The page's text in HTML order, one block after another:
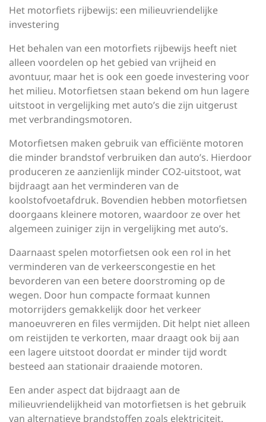
Het motorfiets rijbewijs: een milieuvriendelijke
investering
Het behalen van een motorfiets rijbewijs heeft niet
alleen voordelen op het gebied van vrijheid en
avontuur, maar het is ook een goede investering voor
het milieu. Motorfietsen staan bekend om hun lagere
uitstoot in vergelijking met auto’s die zijn uitgerust
met verbrandingsmotoren.
Motorfietsen maken gebruik van efficiënte motoren
die minder brandstof verbruiken dan auto’s. Hierdoor
produceren ze aanzienlijk minder CO2-uitstoot, wat
bijdraagt aan het verminderen van de
koolstofvoetafdruk. Bovendien hebben motorfietsen
doorgaans kleinere motoren, waardoor ze over het
algemeen zuiniger zijn in vergelijking met auto’s.
Daarnaast spelen motorfietsen ook een rol in het
verminderen van de verkeerscongestie en het
bevorderen van een betere doorstroming op de
wegen. Door hun compacte formaat kunnen
motorrijders gemakkelijk door het verkeer
manoeuvreren en files vermijden. Dit helpt niet alleen
om reistijden te verkorten, maar draagt ook bij aan
een lagere uitstoot doordat er minder tijd wordt
besteed aan stationair draaiende motoren.
Een ander aspect dat bijdraagt aan de
milieuvriendelijkheid van motorfietsen is het gebruik
van alternatieve brandstoffen zoals elektriciteit.